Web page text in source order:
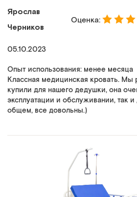
Ярослав
Черников
Оценка:
05.10.2023
Опыт использования: менее месяца
Классная медицинская кровать. Мы
купили для нашего дедушки, она
эксплуатации и обслуживании, так
общем, все довольны.)